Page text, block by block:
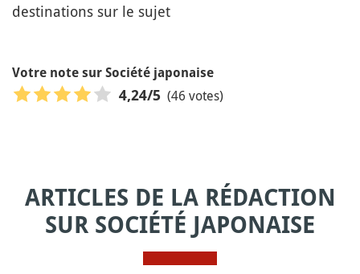
destinations sur le sujet
Votre note sur Société japonaise
4,24/5 (46 votes)
ARTICLES DE LA RÉDACTION
SUR SOCIÉTÉ JAPONAISE